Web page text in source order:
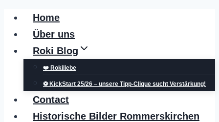
Zum
Inhalt
springen
Home
Über uns
Roki Blog
❤️ Rokiliebe
⚽ KickStart 25/26 – unsere Tipp-Clique sucht Verstärkung!
Contact
Historische Bilder Rommerskirchen